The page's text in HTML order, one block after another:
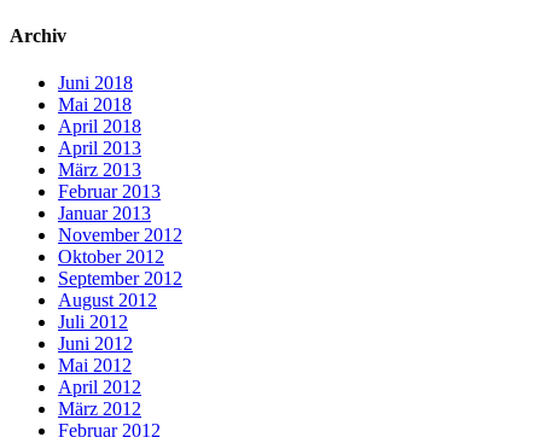
Archiv
Juni 2018
Mai 2018
April 2018
April 2013
März 2013
Februar 2013
Januar 2013
November 2012
Oktober 2012
September 2012
August 2012
Juli 2012
Juni 2012
Mai 2012
April 2012
März 2012
Februar 2012